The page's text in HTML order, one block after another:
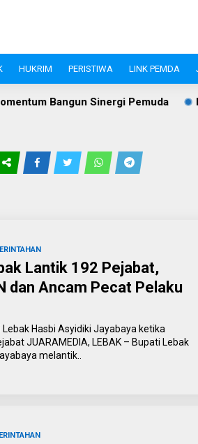
HUKRIM PERISTIWA LINK PEMDA
Pemuda Bukan Sekadar
Lantik 192 Pejabat,
dan Ancam Pecat Pelaku
Hasbi Asyidiki Jayabaya ketika
JUARAMEDIA, LEBAK – Bupati Lebak
melantik..